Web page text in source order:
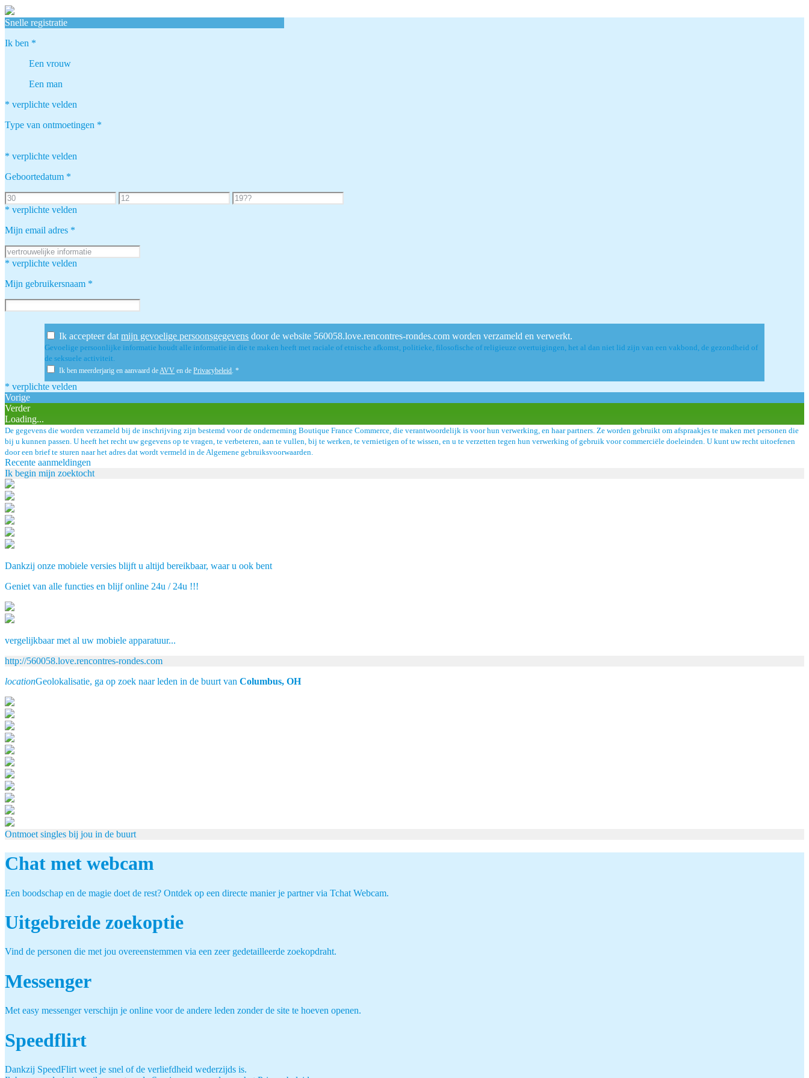
Snelle registratie
Ik ben *
Een vrouw
Een man
* verplichte velden
Type van ontmoetingen *
* verplichte velden
Geboortedatum *
* verplichte velden
Mijn email adres *
* verplichte velden
Mijn gebruikersnaam *
Ik accepteer datmijn gevoelige persoonsgegevens door de website 560058.love.rencontres-rondes.com worden verzameld en verwerkt.
Gevoelige persoonlijke informatie houdt alle informatie in die te maken heeft met raciale of etnische afkomst, politieke, filosofische of religieuze overtuigingen, het al dan niet lid zijn van een vakbond, de gezondheid of
de seksuele activiteit.
Ik ben meerderjarig en aanvaard de AVV en dePrivacybeleid .*
* verplichte velden
Vorige
Verder
Loading...
De gegevens die worden verzameld bij de inschrijving zijn bestemd voor de onderneming Boutique France Commerce, die verantwoordelijk is voor hun verwerking, en haar partners. Ze worden gebruikt om afspraakjes te maken met personen die
bij u kunnen passen. U heeft het recht uw gegevens op te vragen, te verbeteren, aan te vullen, bij te werken, te vernietigen of te wissen, en u te verzetten tegen hun verwerking of gebruik voor commerciële doeleinden. U kunt uw recht uitoefenen
door een brief te sturen naar het adres dat wordt vermeld in de Algemene gebruiksvoorwaarden.
Recente aanmeldingen
Ik begin mijn zoektocht
Dankzij onze mobiele versies blijft u altijd bereikbaar, waar u ook bent
Geniet van alle functies en blijf online 24u / 24u !!!
vergelijkbaar met al uw mobiele apparatuur...
http://560058.love.rencontres-rondes.com
locationGeolokalisatie, ga op zoek naar leden in de buurt van Columbus, OH
Ontmoet singles bij jou in de buurt
Chat met webcam
Een boodschap en de magie doet de rest? Ontdek op een directe manier je partner via Tchat Webcam.
Uitgebreide zoekoptie
Vind de personen die met jou overeenstemmen via een zeer gedetailleerde zoekopdraht.
Messenger
Met easy messenger verschijn je online voor de andere leden zonder de site te hoeven openen.
Speedflirt
Dankzij SpeedFlirt weet je snel of de verliefdheid wederzijds is.